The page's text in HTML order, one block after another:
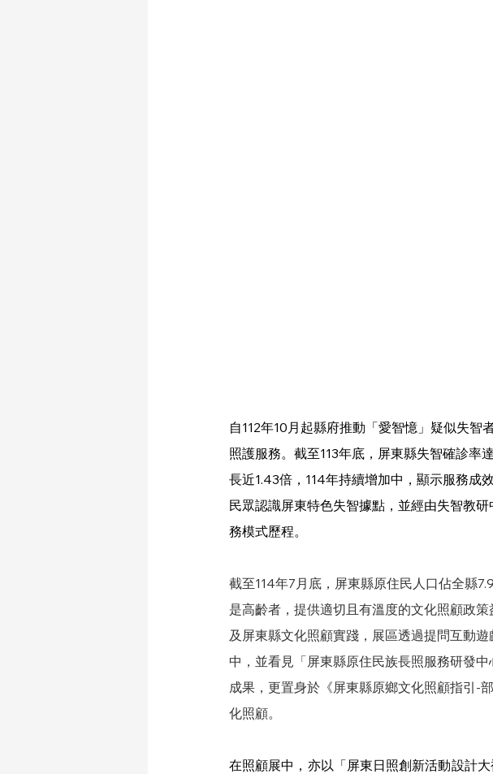
自112年10月起縣府推動「愛智憶」疑似失
照護服務。截至113年底，屏東縣失智確診率
長近1.43倍，114年持續增加中，顯示服務成
民眾認識屏東特色失智據點，並經由失智教
務模式歷程。
截至114年7月底，屏東縣原住民人口佔全縣
是高齡者，提供適切且有溫度的文化照顧政
及屏東縣文化照顧實踐，展區透過提問互動
中，並看見「屏東縣原住民族長照服務研發
成果，更置身於《屏東縣原鄉文化照顧指引-
化照顧。
在照顧展中，亦以「屏東日照創新活動設計